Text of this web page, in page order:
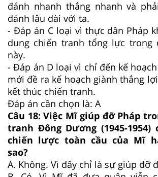
đánh nhanh thắng nhanh và
đánh lâu dài với ta.
- Đáp án C loại vì thực dân Pháp
dung chiến tranh tổng lực trong
này.
- Đáp án D loại vì chỉ đến kế
mới đề ra kế hoạch giành thắng
kết thúc chiến tranh.
Đáp án cần chọn là: A
Câu 18: Việc Mĩ giúp đỡ Pháp
tranh Đông Dương (1945-
chiến lược toàn cầu của Mĩ
sao?
A. Không. Vì đây chỉ là sự giúp đỡ